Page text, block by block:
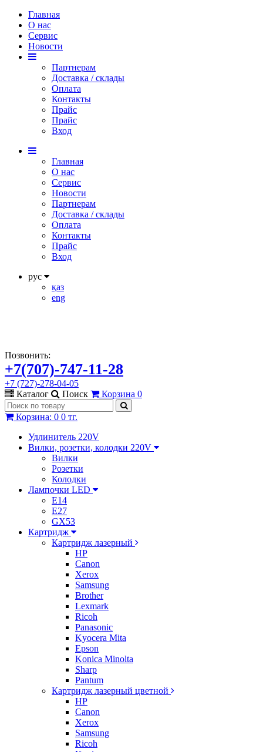
Главная
О нас
Сервис
Новости
Партнерам
Доставка / склады
Оплата
Контакты
Прайс
Прaйс
Вход
Главная
О нас
Сервис
Новости
Партнерам
Доставка / склады
Оплата
Контакты
Прайс
Вход
рус
қаз
eng
Позвонить:
+7(707)-747-11-28
+7 (727)-278-04-05
Каталог
Поиск Корзина 0
Корзина: 0 0 тг.
Удлинитель 220V
Вилки, розетки, колодки 220V
Вилки
Розетки
Колодки
Лампочки LED
E14
E27
GX53
Картридж
Картридж лазерный
HP
Canon
Xerox
Samsung
Brother
Lexmark
Ricoh
Panasonic
Kyocera Mita
Epson
Konica Minolta
Sharp
Pantum
Картридж лазерный цветной
HP
Canon
Xerox
Samsung
Ricoh